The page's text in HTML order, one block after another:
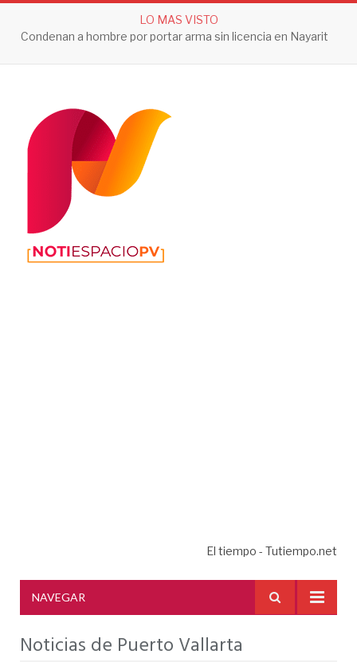
LO MAS VISTO
Condenan a hombre por portar arma sin licencia en Nayarit
El tiempo - Tutiempo.net
NAVEGAR
Noticias de Puerto Vallarta